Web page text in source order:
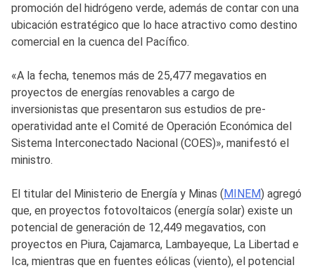
promoción del hidrógeno verde, además de contar con una
ubicación estratégico que lo hace atractivo como destino
comercial en la cuenca del Pacífico.
«A la fecha, tenemos más de 25,477 megavatios en
proyectos de energías renovables a cargo de
inversionistas que presentaron sus estudios de pre-
operatividad ante el Comité de Operación Económica del
Sistema Interconectado Nacional (COES)», manifestó el
ministro.
El titular del Ministerio de Energía y Minas (MINEM) agregó
que, en proyectos fotovoltaicos (energía solar) existe un
potencial de generación de 12,449 megavatios, con
proyectos en Piura, Cajamarca, Lambayeque, La Libertad e
Ica, mientras que en fuentes eólicas (viento), el potencial